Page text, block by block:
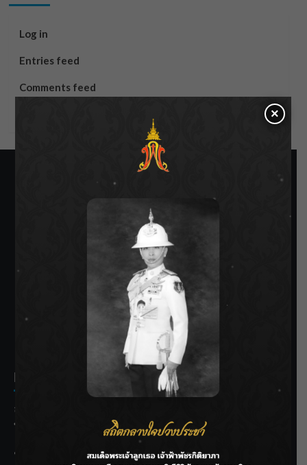
Log in
Entries feed
Comments feed
SIAMRATH VARIETY
THE BEST ENTERTAINMENT
Recent Posts
ลุยไม่หยุด!! กรมชลฯ เร่งเคลียร์ผักตบชวา-ติดตั้งเครื่องสูบน้ำ
ทั่วไทย
“BILLKIN” สร้างความภาคภูมิใจ คว้ารางวัลใหญ่ Weibo
×